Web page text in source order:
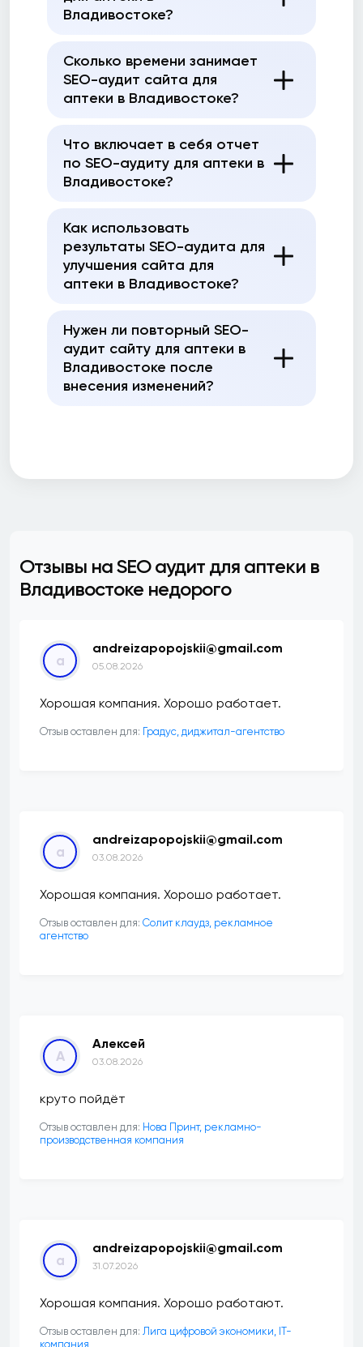
Владивостоке?
Сколько времени занимает
SEO-аудит сайта для
аптеки в Владивостоке?
Что включает в себя отчет
по SEO-аудиту для аптеки в
Владивостоке?
Как использовать
результаты SEO-аудита для
улучшения сайта для
аптеки в Владивостоке?
Нужен ли повторный SEO-
аудит сайту для аптеки в
Владивостоке после
внесения изменений?
Отзывы на SEO аудит для аптеки в
Владивостоке недорого
a
andreizapopojskii@gmail.com
05.08.2026
Хорошая компания. Хорошо работает.
Отзыв оставлен для: ​Градус, диджитал-агентство
a
andreizapopojskii@gmail.com
03.08.2026
Хорошая компания. Хорошо работает.
Отзыв оставлен для: Солит клаудз, рекламное
агентство
А
Алексей
03.08.2026
круто пойдёт
Отзыв оставлен для: Нова Принт, рекламно-
производственная компания
a
andreizapopojskii@gmail.com
31.07.2026
Хорошая компания. Хорошо работают.
Отзыв оставлен для: Лига цифровой экономики, IT-
компания